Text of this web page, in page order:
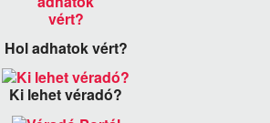
Hol adhatok vért?
Ki lehet véradó?